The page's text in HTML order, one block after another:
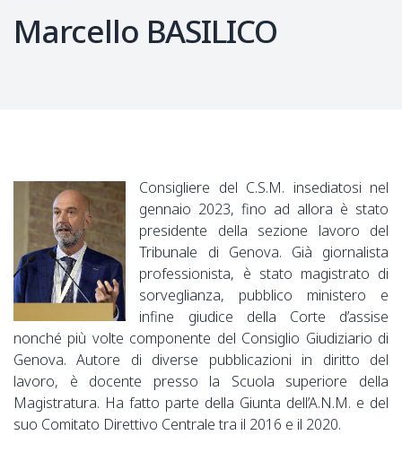
Marcello BASILICO
Consigliere del C.S.M. insediatosi nel
gennaio 2023, fino ad allora è stato
presidente della sezione lavoro del
Tribunale di Genova. Già giornalista
professionista, è stato magistrato di
sorveglianza, pubblico ministero e
infine giudice della Corte d’assise
nonché più volte componente del Consiglio Giudiziario di
Genova. Autore di diverse pubblicazioni in diritto del
lavoro, è docente presso la Scuola superiore della
Magistratura. Ha fatto parte della Giunta dell’A.N.M. e del
suo Comitato Direttivo Centrale tra il 2016 e il 2020.